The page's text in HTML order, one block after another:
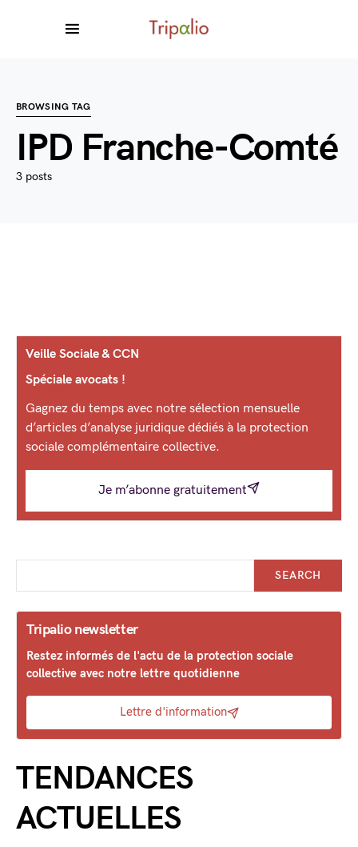
BROWSING TAG
IPD Franche-Comté
3 posts
Veille Sociale & CCN
Spéciale avocats !
Gagnez du temps avec notre sélection mensuelle
d’articles d’analyse juridique dédiés à la protection
sociale complémentaire collective.
Je m’abonne gratuitement
SEARCH
Tripalio newsletter
Restez informés de l'actu de la protection sociale
collective avec notre lettre quotidienne
Lettre d'information
TENDANCES
ACTUELLES